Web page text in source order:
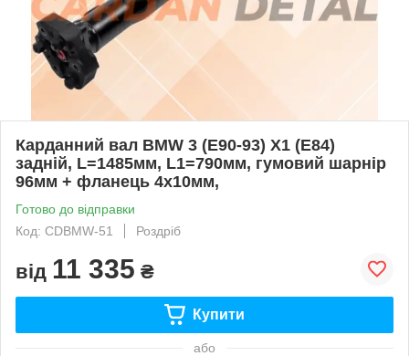
Карданний вал BMW 3 (E90-93) X1 (E84)
задній, L=1485мм, L1=790мм, гумовий шарнір
96мм + фланець 4х10мм,
Готово до відправки
Код: CDBMW-51
Роздріб
від 11 335 ₴
Купити
або